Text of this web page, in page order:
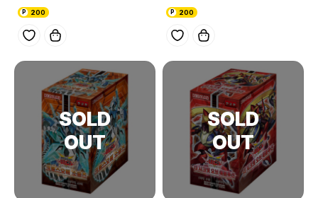
200 200